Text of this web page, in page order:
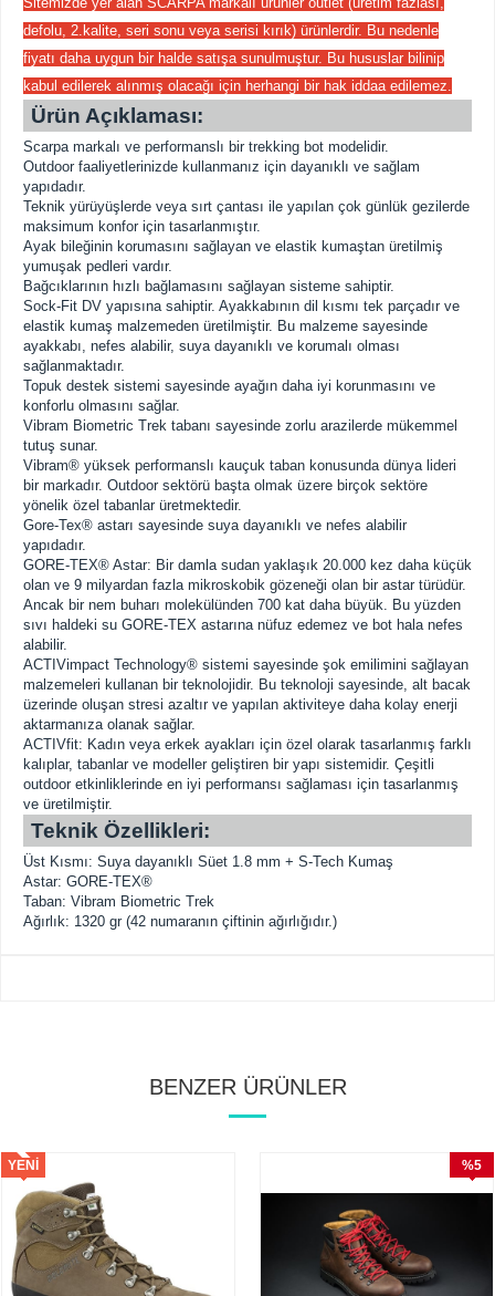
defolu, 2.kalite, seri sonu veya serisi kırık) ürünlerdir. Bu nedenle
fiyatı daha uygun bir halde satışa sunulmuştur. Bu hususlar bilinip
kabul edilerek alınmış olacağı için herhangi bir hak iddaa edilemez.
Ürün Açıklaması:
Scarpa markalı ve performanslı bir trekking bot modelidir.
Outdoor faaliyetlerinizde kullanmanız için dayanıklı ve sağlam
yapıdadır.
Teknik yürüyüşlerde veya sırt çantası ile yapılan çok günlük gezilerde
maksimum konfor için tasarlanmıştır.
Ayak bileğinin korumasını sağlayan ve elastik kumaştan üretilmiş
yumuşak pedleri vardır.
Bağcıklarının hızlı bağlamasını sağlayan sisteme sahiptir.
Sock-Fit DV yapısına sahiptir. Ayakkabının dil kısmı tek parçadır ve
elastik kumaş malzemeden üretilmiştir. Bu malzeme sayesinde
ayakkabı, nefes alabilir, suya dayanıklı ve korumalı olması
sağlanmaktadır.
Topuk destek sistemi sayesinde ayağın daha iyi korunmasını ve
konforlu olmasını sağlar.
Vibram Biometric Trek tabanı sayesinde zorlu arazilerde mükemmel
tutuş sunar.
Vibram® yüksek performanslı kauçuk taban konusunda dünya lideri
bir markadır. Outdoor sektörü başta olmak üzere birçok sektöre
yönelik özel tabanlar üretmektedir.
Gore-Tex® astarı sayesinde suya dayanıklı ve nefes alabilir
yapıdadır.
GORE-TEX® Astar: Bir damla sudan yaklaşık 20.000 kez daha küçük
olan ve 9 milyardan fazla mikroskobik gözeneği olan bir astar türüdür.
Ancak bir nem buharı molekülünden 700 kat daha büyük. Bu yüzden
sıvı haldeki su GORE-TEX astarına nüfuz edemez ve bot hala nefes
alabilir.
ACTIVimpact Technology® sistemi sayesinde şok emilimini sağlayan
malzemeleri kullanan bir teknolojidir. Bu teknoloji sayesinde, alt bacak
üzerinde oluşan stresi azaltır ve yapılan aktiviteye daha kolay enerji
aktarmanıza olanak sağlar.
ACTIVfit: Kadın veya erkek ayakları için özel olarak tasarlanmış farklı
kalıplar, tabanlar ve modeller geliştiren bir yapı sistemidir. Çeşitli
outdoor etkinliklerinde en iyi performansı sağlaması için tasarlanmış
ve üretilmiştir.
Teknik Özellikleri:
Üst Kısmı: Suya dayanıklı Süet 1.8 mm + S-Tech Kumaş
Astar: GORE-TEX®
Taban: Vibram Biometric Trek
Ağırlık: 1320 gr (42 numaranın çiftinin ağırlığıdır.)
BENZER ÜRÜNLER
YENI
ÜRÜN
%5
İndirim